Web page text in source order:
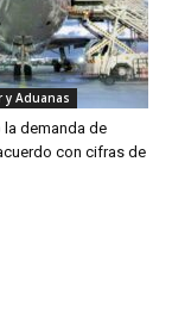
y Aduanas
demanda de
con cifras de